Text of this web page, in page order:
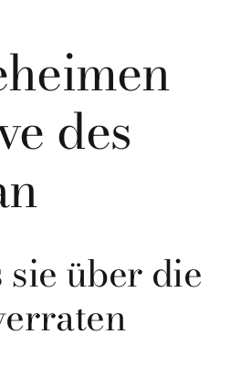
des
sie über die